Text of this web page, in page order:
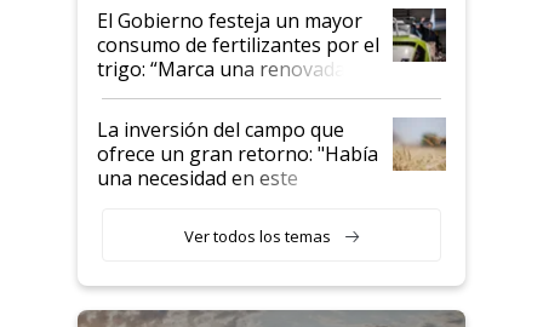
El Gobierno festeja un mayor
consumo de fertilizantes por el
trigo: “Marca una renovada
confianza de los productores”
La inversión del campo que
ofrece un gran retorno: "Había
una necesidad en este
Ver todos los temas